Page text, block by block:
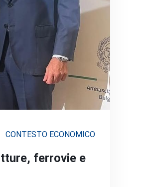
CONTESTO ECONOMICO
ferrovie e